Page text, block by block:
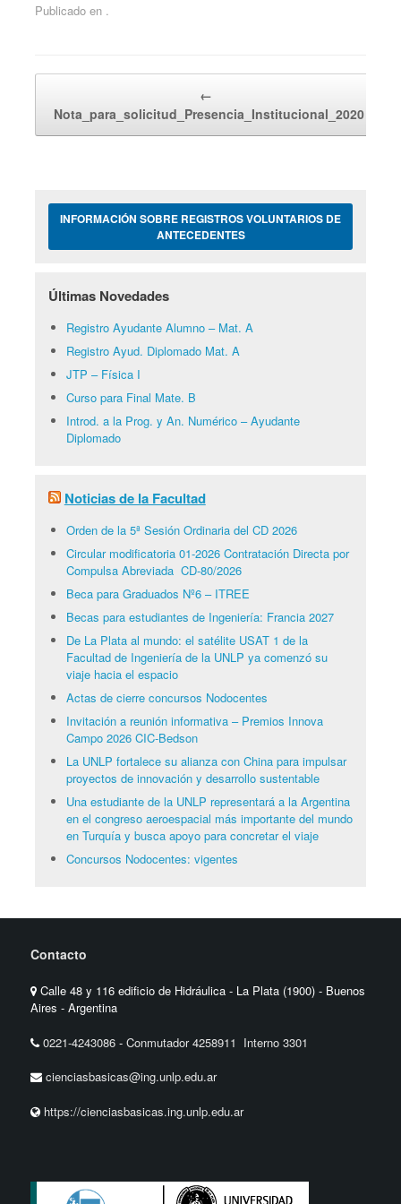
Publicado en .
←
Nota_para_solicitud_Presencia_Institucional_2020
INFORMACIÓN SOBRE REGISTROS VOLUNTARIOS DE
ANTECEDENTES
Últimas Novedades
Registro Ayudante Alumno – Mat. A
Registro Ayud. Diplomado Mat. A
JTP – Física I
Curso para Final Mate. B
Introd. a la Prog. y An. Numérico – Ayudante
Diplomado
Noticias de la Facultad
Orden de la 5ª Sesión Ordinaria del CD 2026
Circular modificatoria 01-2026 Contratación Directa por
Compulsa Abreviada CD-80/2026
Beca para Graduados Nº6 – ITREE
Becas para estudiantes de Ingeniería: Francia 2027
De La Plata al mundo: el satélite USAT 1 de la
Facultad de Ingeniería de la UNLP ya comenzó su
viaje hacia el espacio
Actas de cierre concursos Nodocentes
Invitación a reunión informativa – Premios Innova
Campo 2026 CIC-Bedson
La UNLP fortalece su alianza con China para impulsar
proyectos de innovación y desarrollo sustentable
Una estudiante de la UNLP representará a la Argentina
en el congreso aeroespacial más importante del mundo
en Turquía y busca apoyo para concretar el viaje
Concursos Nodocentes: vigentes
Contacto
Calle 48 y 116 edificio de Hidráulica - La Plata (1900) - Buenos
Aires - Argentina
0221-4243086 -Conmutador 4258911 Interno 3301
cienciasbasicas@ing.unlp.edu.ar
https://cienciasbasicas.ing.unlp.edu.ar